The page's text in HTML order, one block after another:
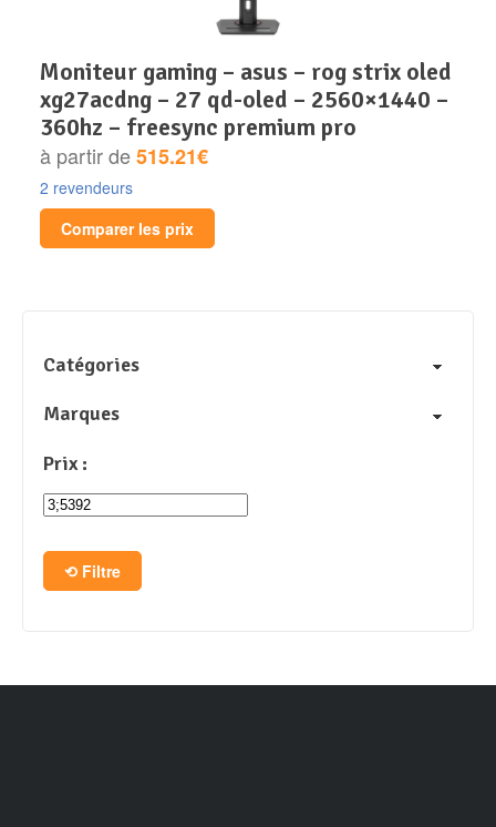
moniteur gaming – asus – rog strix oled
xg27acdng – 27 qd-oled – 2560×1440 –
360hz – freesync premium pro
à partir de515.21€
2 revendeurs
Comparer les prix
Catégories
Marques
Prix :
Filtre